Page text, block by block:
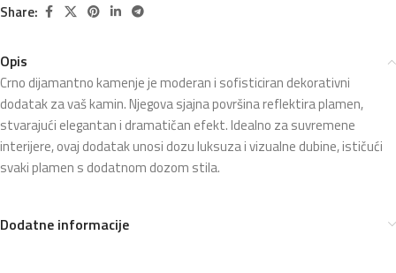
Share:
Opis
Crno dijamantno kamenje je moderan i sofisticiran dekorativni
dodatak za vaš kamin. Njegova sjajna površina reflektira plamen,
stvarajući elegantan i dramatičan efekt. Idealno za suvremene
interijere, ovaj dodatak unosi dozu luksuza i vizualne dubine, ističući
svaki plamen s dodatnom dozom stila.
Dodatne informacije